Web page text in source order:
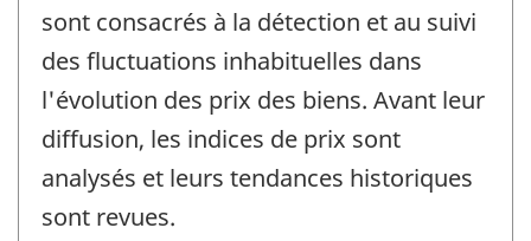
sont consacrés à la détection et au suivi
des fluctuations inhabituelles dans
l'évolution des prix des biens. Avant leur
diffusion, les indices de prix sont
analysés et leurs tendances historiques
sont revues.